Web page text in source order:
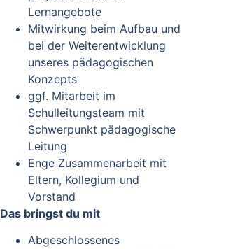
Lernangebote
Mitwirkung beim Aufbau und
bei der Weiterentwicklung
unseres pädagogischen
Konzepts
ggf. Mitarbeit im
Schulleitungsteam mit
Schwerpunkt pädagogische
Leitung
Enge Zusammenarbeit mit
Eltern, Kollegium und
Vorstand
Das bringst du mit
Abgeschlossenes